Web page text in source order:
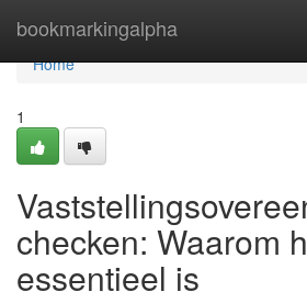
bookmarkingalpha
Home
Home
1
checken: Waarom
essentieel is